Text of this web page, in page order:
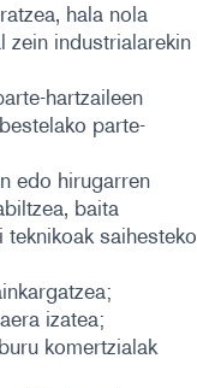
hala nola
zein industrialarekin
hartzaileen
parte-
edo hirugarren
baita
saihesteko
izatea;
komertzialak